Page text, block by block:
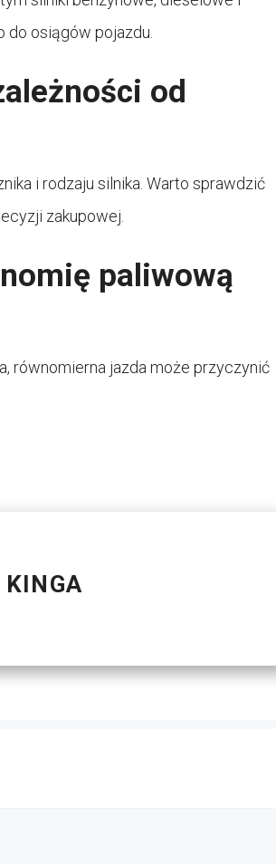
do osiągów pojazdu.
od
i rodzaju silnika. Warto sprawdzić
zakupowej.
paliwową
równomierna jazda może przyczynić
KINGA